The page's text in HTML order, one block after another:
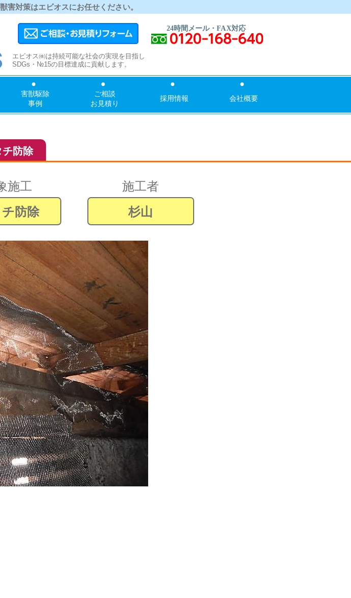
害対策はエビオスにお任せください。
エビオス㈱は持続可能な社会の実現を目指し
SDGs・№15の目標達成に貢献します。
害獣駆除
事例
ご相談
お見積り
採用情報 会社概要
チ防除
施工
防除
施工者
杉山